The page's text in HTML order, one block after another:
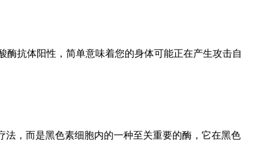
抗体阳性，简单意味着您的身体可能正在产生攻击自
法，而是黑色素细胞内的一种至关重要的酶，它在黑色